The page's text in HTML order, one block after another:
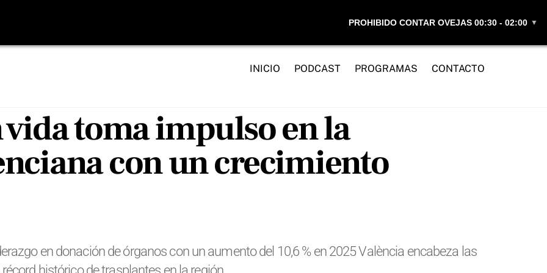
PROHIBIDO CONTAR OVEJAS 00:30 - 02:00 ▼
INICIO PODCAST PROGRAMAS CONTACTO
toma impulso en la
con un crecimiento
en donación de órganos con un aumento del 10,6 % en 2025 València encabeza las